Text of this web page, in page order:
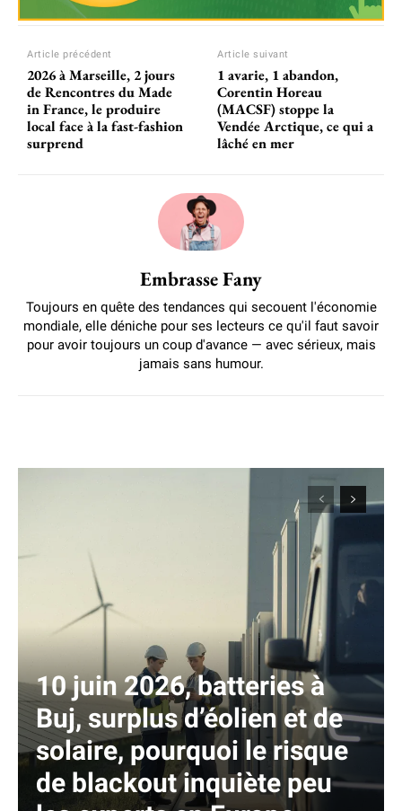
Article précédent
2026 à Marseille, 2 jours
de Rencontres du Made
in France, le produire
local face à la fast-fashion
surprend
Article suivant
1 avarie, 1 abandon,
Corentin Horeau
(MACSF) stoppe la
Vendée Arctique, ce qui a
lâché en mer
Embrasse Fany
Toujours en quête des tendances qui secouent l'économie
mondiale, elle déniche pour ses lecteurs ce qu'il faut savoir
pour avoir toujours un coup d'avance — avec sérieux, mais
jamais sans humour.
10 juin 2026, batteries à
Buj, surplus d’éolien et de
solaire, pourquoi le risque
de blackout inquiète peu